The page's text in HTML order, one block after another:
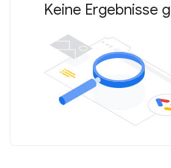
Keine Ergebnisse